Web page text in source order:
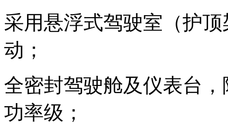
采用悬浮式驾驶室（护
动；
全密封驾驶舱及仪表台
功率级；